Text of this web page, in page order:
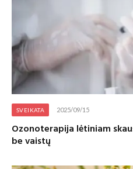
SVEIKATA 2025/09/15
Ozonoterapija lėtiniam
be vaistų